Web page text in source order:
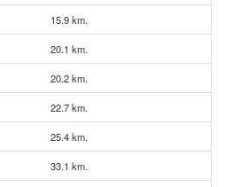
15.9 km.
20.1 km.
20.2 km.
22.7 km.
25.4 km.
33.1 km.